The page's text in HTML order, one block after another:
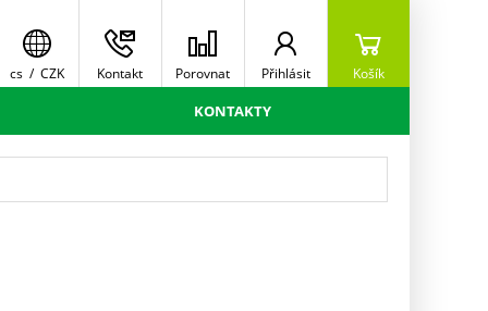
cs / CZK Kontakt Porovnat Přihlásit Košík
KONTAKTY